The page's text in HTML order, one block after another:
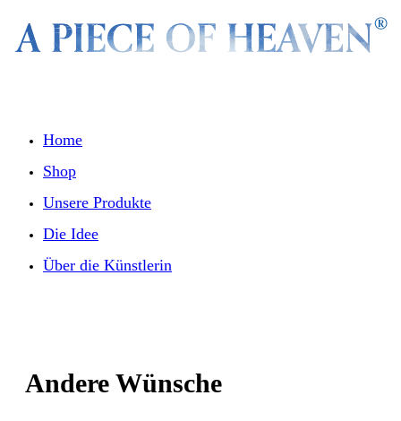
Home
Shop
Unsere Produkte
Die Idee
Über die Künstlerin
Andere Wünsche